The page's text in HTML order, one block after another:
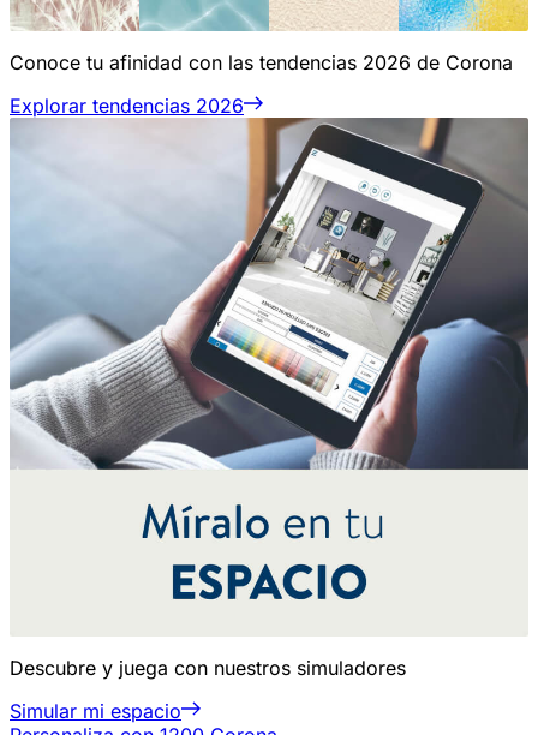
Conoce tu afinidad con las tendencias 2026 de Corona
Explorar tendencias 2026
Descubre y juega con nuestros simuladores
Simular mi espacio